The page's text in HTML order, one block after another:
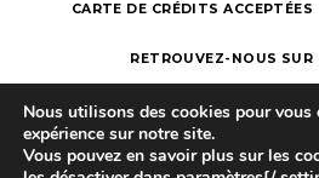
CARTE DE CRÉDITS
RETROUVEZ-NOUS
Latitude ZenMade by
Nous utilisons des cookies pour
expérience sur notre site.
Vous pouvez en savoir plus sur les